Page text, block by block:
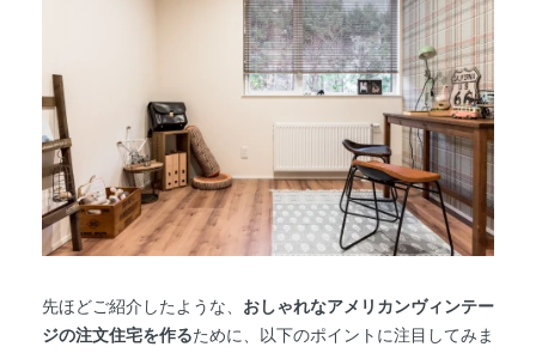
先ほどご紹介したような、 おしゃれなアメリカンヴィンテー
ジの注文住宅を作るために、以下のポイントに注目してみま